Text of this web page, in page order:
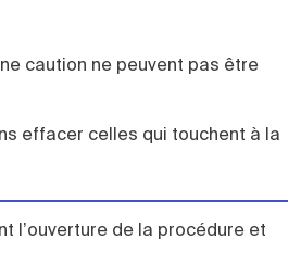
caution ne peuvent pas être
effacer celles qui touchent à la
l’ouverture de la procédure et